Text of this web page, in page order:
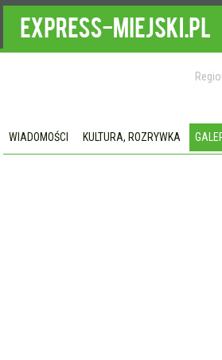
WIADOMOŚCI KULTURA, ROZRYWKA